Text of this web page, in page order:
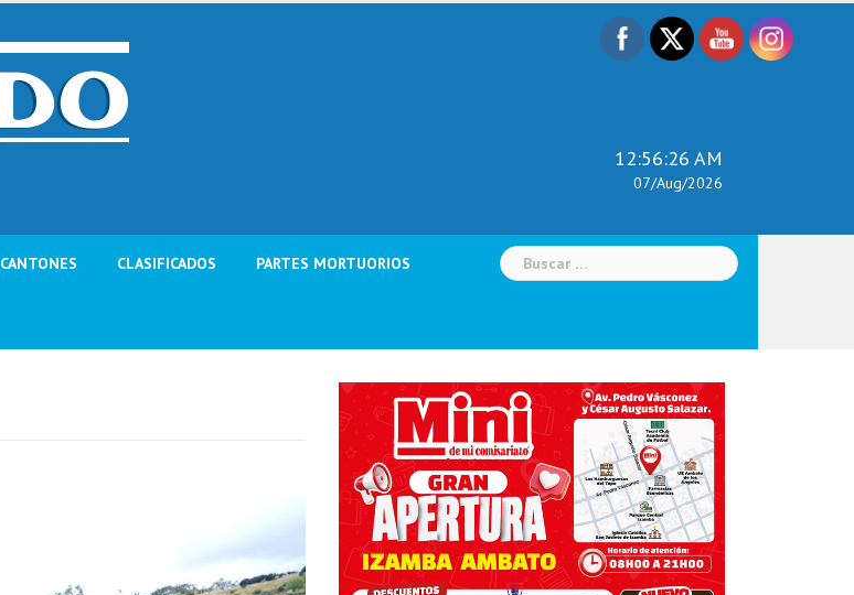
12:56:27 AM
07/Aug/2026
CANTONES CLASIFICADOS PARTES MORTUORIOS Buscar: